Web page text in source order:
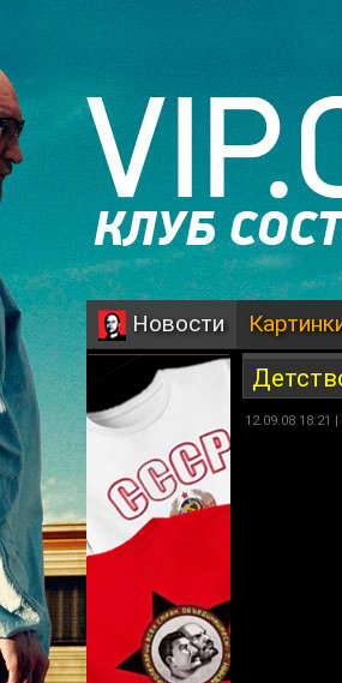
Новости
12.09.08 18:21 |